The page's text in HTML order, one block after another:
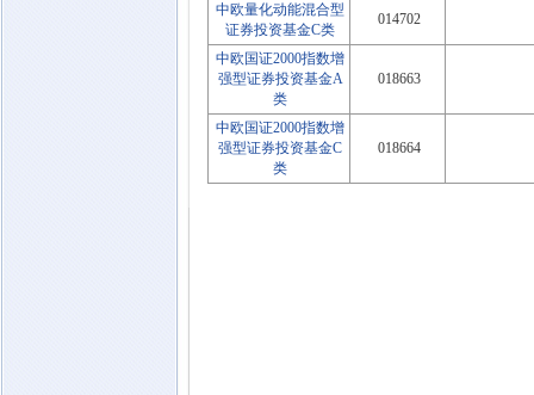
中欧量化动能混合型
证券投资基金C类
014702
中欧国证2000指数增
强型证券投资基金A
类
018663
中欧国证2000指数增
强型证券投资基金C
类
018664